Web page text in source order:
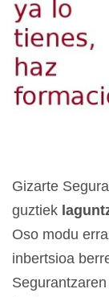
Gizarte
guztiek
Oso modu
inbertsioa